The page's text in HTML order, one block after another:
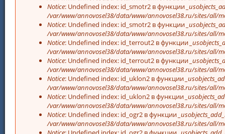
Notice: Undefined index: id_smotr2 в функции
/var/www/annovosel38/data/www/annovosel38.ru/sites/all/
Notice: Undefined index: id_smotr2 в функции
/var/www/annovosel38/data/www/annovosel38.ru/sites/all/
Notice: Undefined index: id_terrout2 в функции
/var/www/annovosel38/data/www/annovosel38.ru/sites/all/
Notice: Undefined index: id_terrout2 в функции
/var/www/annovosel38/data/www/annovosel38.ru/sites/all/
Notice: Undefined index: id_uklon2 в функции
/var/www/annovosel38/data/www/annovosel38.ru/sites/all/
Notice: Undefined index: id_uklon2 в функции
/var/www/annovosel38/data/www/annovosel38.ru/sites/all/
Notice: Undefined index: id_ogr2 в функции
/var/www/annovosel38/data/www/annovosel38.ru/sites/all/